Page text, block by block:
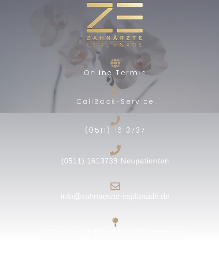
Online Termin
CallBack-Service
(0511) 1613737
(0511) 1613739 Neupatienten
info@zahnaerzte-esplanade.de